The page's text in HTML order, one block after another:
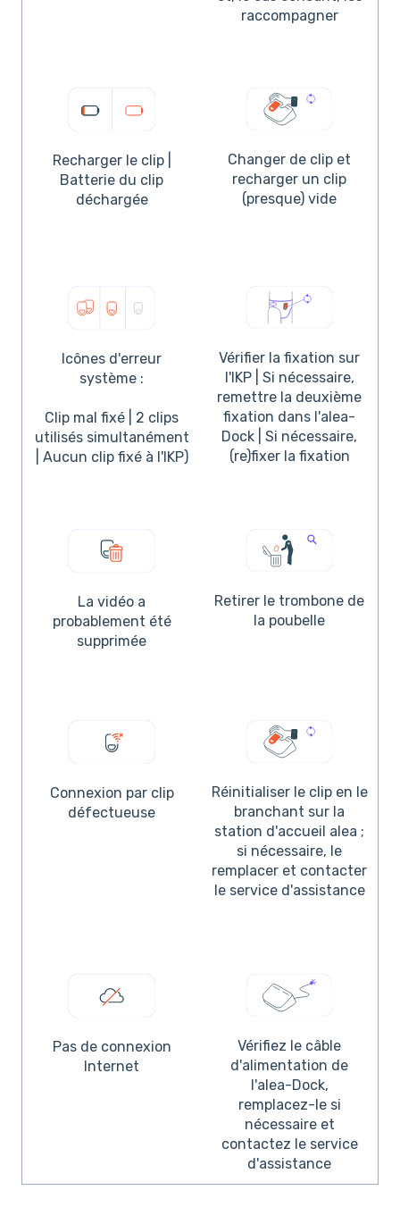
raccompagner
Recharger le clip |
Batterie du clip
déchargée
Changer de clip et
recharger un clip
(presque) vide
Icônes d'erreur
système :
Clip mal fixé | 2 clips
utilisés simultanément
| Aucun clip fixé à l'IKP)
Vérifier la fixation sur
l'IKP | Si nécessaire,
remettre la deuxième
fixation dans l'alea-
Dock | Si nécessaire,
(re)fixer la fixation
La vidéo a
probablement été
supprimée
Retirer le trombone de
la poubelle
Connexion par clip
défectueuse
Réinitialiser le clip en le
branchant sur la
station d'accueil alea ;
si nécessaire, le
remplacer et contacter
le service d'assistance
Pas de connexion
Internet
Vérifiez le câble
d'alimentation de
l'alea-Dock,
remplacez-le si
nécessaire et
contactez le service
d'assistance